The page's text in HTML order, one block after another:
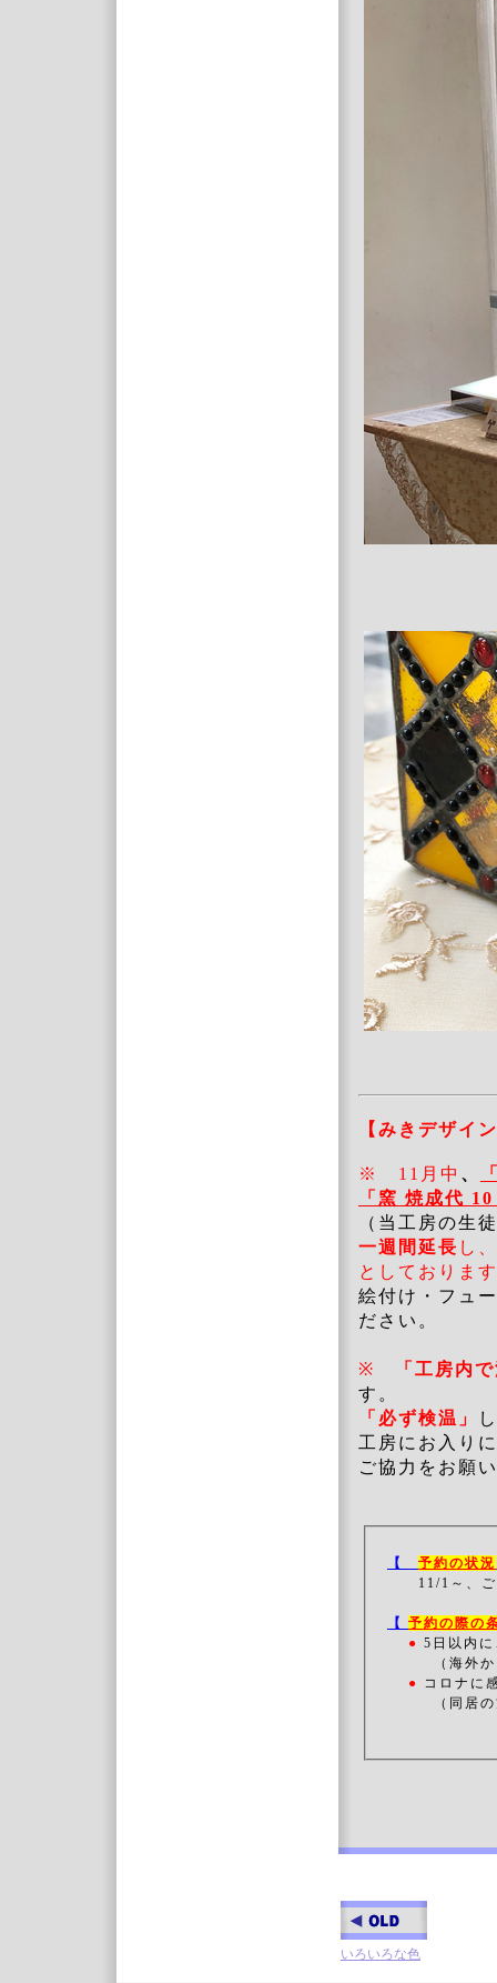
【みきデザイ
※ 11月中 、
「 窯 焼成代
（当工房の生
一週間延長 し、
としておりま
絵付け・フュ
ださい。
※
「工房内
す。
「必ず検温」
工房にお入り
ご協力をお願
【 予約の状況
11/1～、
【 予約の際の
● 5日以内
（海外
● コロナに
（同居の方
いろいろな色